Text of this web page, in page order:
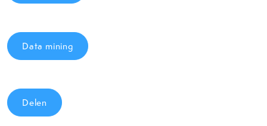
Data mining
Delen